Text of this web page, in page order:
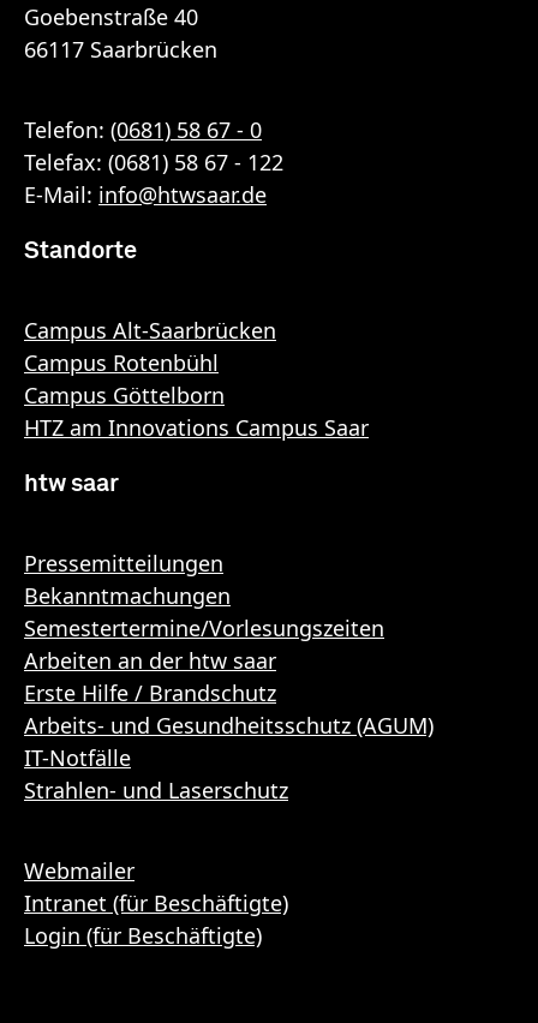
Goebenstraße 40
66117 Saarbrücken
Telefon: (0681) 58 67 - 0
Telefax: (0681) 58 67 - 122
E-Mail: info@htwsaar.de
Standorte
Campus Alt-Saarbrücken
Campus Rotenbühl
Campus Göttelborn
HTZ am Innovations Campus Saar
htw saar
Pressemitteilungen
Bekanntmachungen
Semestertermine/Vorlesungszeiten
Arbeiten an der htw saar
Erste Hilfe / Brandschutz
Arbeits- und Gesundheitsschutz (AGUM)
IT-Notfälle
Strahlen- und Laserschutz
Webmailer
Intranet (für Beschäftigte)
Login (für Beschäftigte)